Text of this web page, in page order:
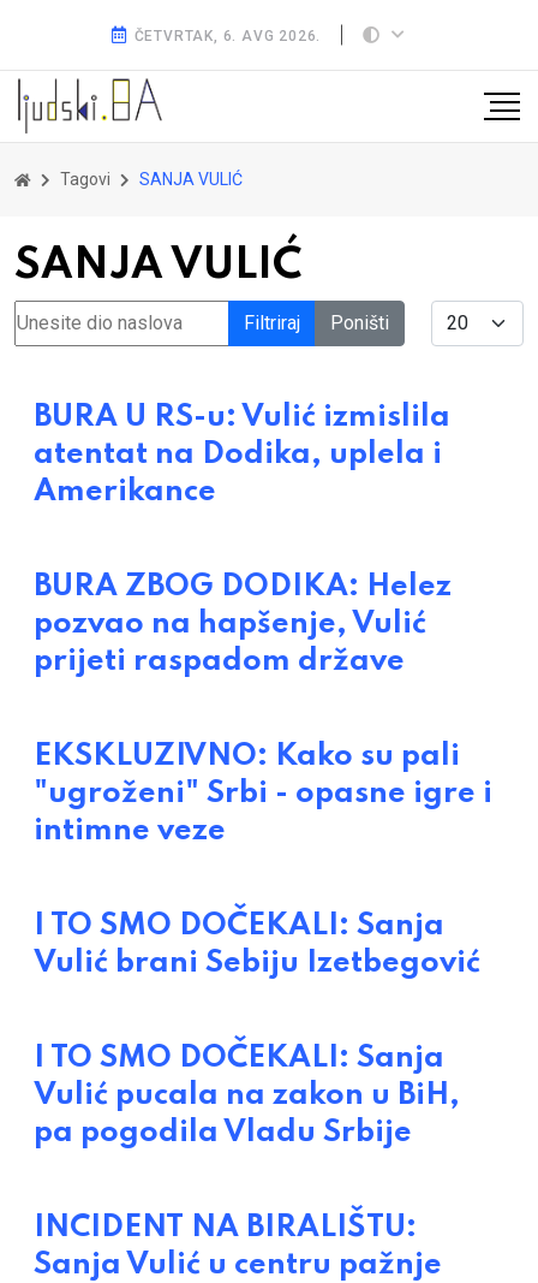
ČETVRTAK, 6. AVG 2026.
Tagovi SANJA VULIĆ
SANJA VULIĆ
Unesite dio naslova Filtriraj Poništi Display #
BURA U RS-u: Vulić izmislila
atentat na Dodika, uplela i
Amerikance
BURA ZBOG DODIKA: Helez
pozvao na hapšenje, Vulić
prijeti raspadom države
EKSKLUZIVNO: Kako su pali
"ugroženi" Srbi - opasne igre i
intimne veze
I TO SMO DOČEKALI: Sanja
Vulić brani Sebiju Izetbegović
I TO SMO DOČEKALI: Sanja
Vulić pucala na zakon u BiH,
pa pogodila Vladu Srbije
INCIDENT NA BIRALIŠTU:
Sanja Vulić u centru pažnje